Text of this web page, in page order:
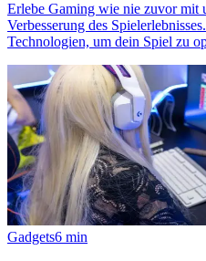
Erlebe Gaming wie nie zuvor mit
Verbesserung des
Technologien, um dein Spiel zu
Gadgets6 min